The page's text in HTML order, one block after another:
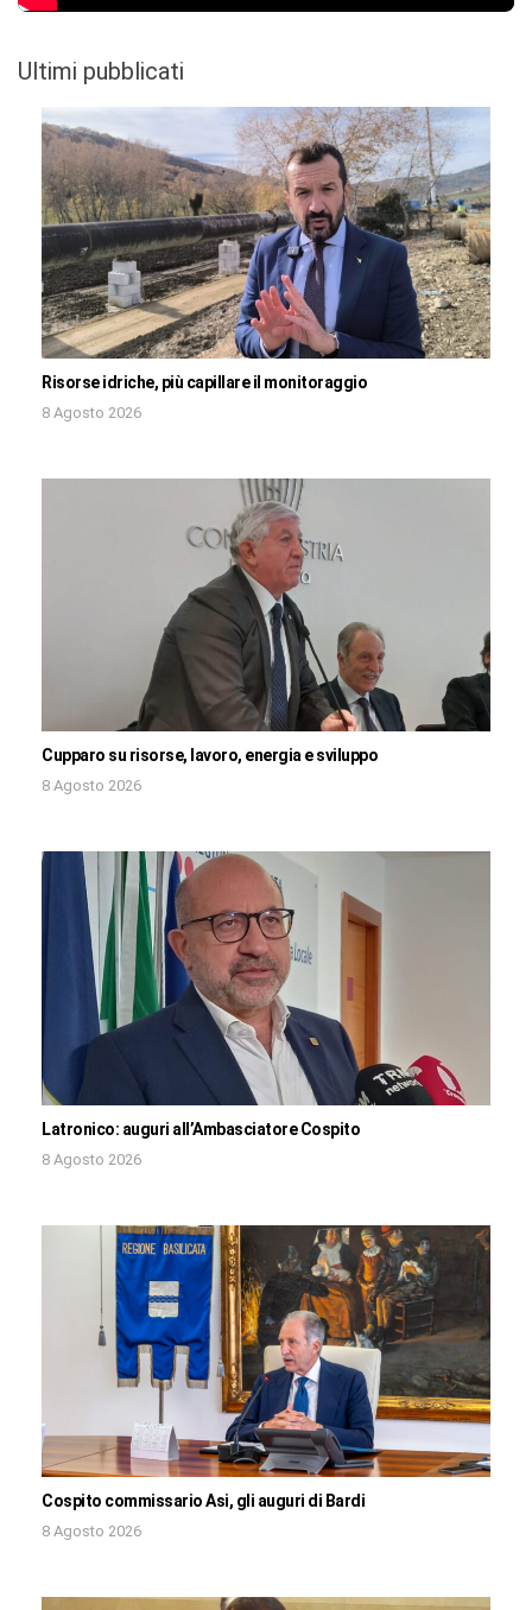
Ultimi pubblicati
Risorse idriche, più capillare il monitoraggio
8 Agosto 2026
Cupparo su risorse, lavoro, energia e sviluppo
8 Agosto 2026
Latronico: auguri all’Ambasciatore Cospito
8 Agosto 2026
Cospito commissario Asi, gli auguri di Bardi
8 Agosto 2026